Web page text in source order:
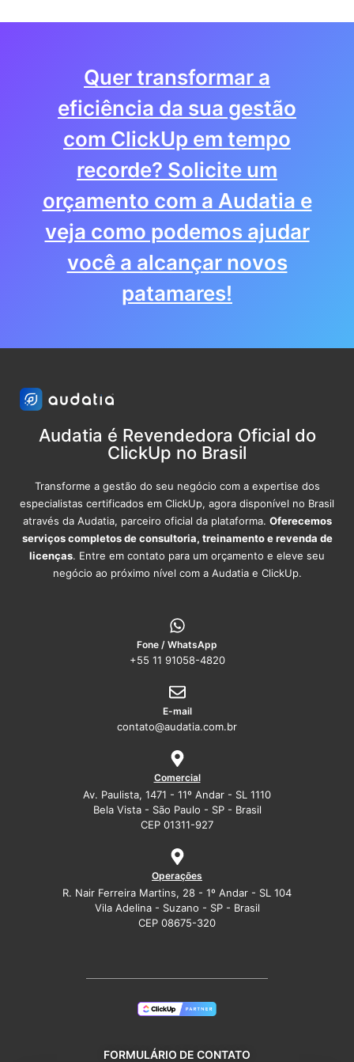
Quer transformar a
eficiência da sua gestão
com ClickUp em tempo
recorde? Solicite um
orçamento com a Audatia e
veja como podemos ajudar
você a alcançar novos
patamares!
Audatia é Revendedora Oficial do
ClickUp no Brasil
Transforme a gestão do seu negócio com a expertise dos
especialistas certificados em ClickUp, agora disponível no Brasil
através da Audatia, parceiro oficial da plataforma. Oferecemos
serviços completos de consultoria, treinamento e revenda de
licenças. Entre em contato para um orçamento e eleve seu
negócio ao próximo nível com a Audatia e ClickUp.
Fone / WhatsApp
+55 11 91058-4820
E-mail
contato@audatia.com.br
Comercial
Av. Paulista, 1471 - 11º Andar - SL 1110
Bela Vista - São Paulo - SP - Brasil
CEP 01311-927
Operações
R. Nair Ferreira Martins, 28 - 1º Andar - SL 104
Vila Adelina - Suzano - SP - Brasil
CEP 08675-320
FORMULÁRIO DE CONTATO